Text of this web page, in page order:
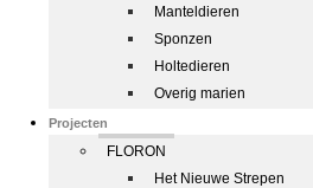
Manteldieren
Sponzen
Holtedieren
Overig marien
Projecten
FLORON
Het Nieuwe Strepen